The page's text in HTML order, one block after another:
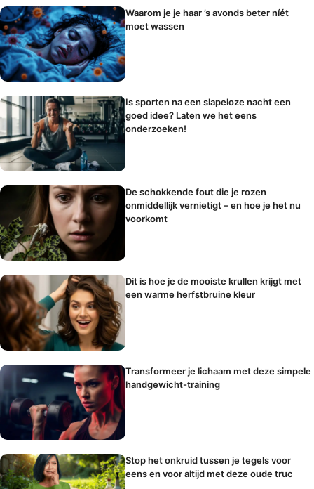
Waarom je je haar ’s avonds beter níét
moet wassen
Is sporten na een slapeloze nacht een
goed idee? Laten we het eens
onderzoeken!
De schokkende fout die je rozen
onmiddellijk vernietigt – en hoe je het nu
voorkomt
Dit is hoe je de mooiste krullen krijgt met
een warme herfstbruine kleur
Transformeer je lichaam met deze simpele
handgewicht-training
Stop het onkruid tussen je tegels voor
eens en voor altijd met deze oude truc